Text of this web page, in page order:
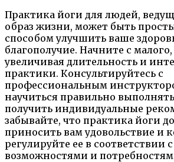
Практика йоги для людей,
образ жизни, может быть
способом улучшить ваше
благополучие. Начните с
увеличивая длительность и
практики. Консультируйтесь с
профессиональным
научиться правильно
получить индивидуальные
забывайте, что практика йоги
приносить вам удовольствие и
регулируйте ее в соответствии
возможностями и